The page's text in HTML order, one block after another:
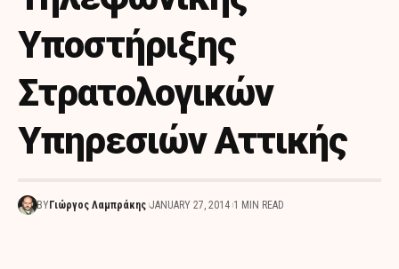
Υποστήριξης
Στρατολογικών
Υπηρεσιών Αττικής
BY Γιώργος Λαμπράκης JANUARY 27, 2014 1 MIN READ